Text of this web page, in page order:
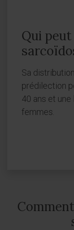
Qui
Sa
prédilection
40 ans et
femmes.